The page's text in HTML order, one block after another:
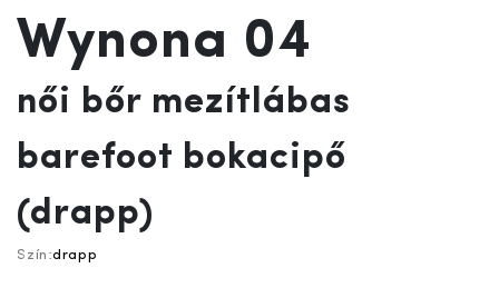
Wynona 04
női bőr mezítlábas
barefoot bokacipő
(drapp)
Szín:drapp